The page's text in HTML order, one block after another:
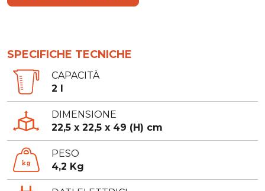
SPECIFICHE TECNICHE
CAPACITÀ
2 l
DIMENSIONE
22,5 x 22,5 x 49 (H) cm
PESO
4,2 Kg